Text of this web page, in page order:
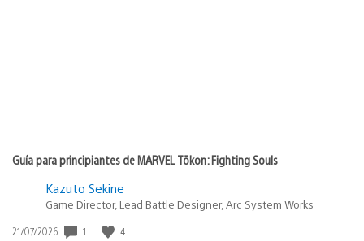
Guía para principiantes de MARVEL Tōkon: Fighting Souls
Kazuto Sekine
Game Director, Lead Battle Designer, Arc System Works
Fecha
21/07/2026 1 4